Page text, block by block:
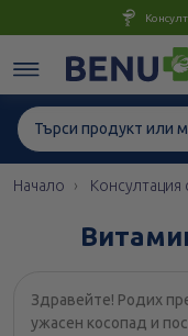
Начало
Здравейте! Родих
ужасен косопад и